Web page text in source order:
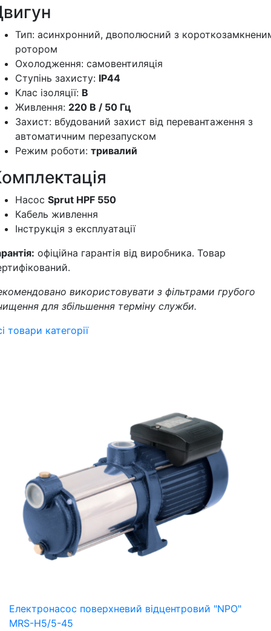
Тип: асинхронний, двополюсний з
ротором
Охолодження: самовентиляція
Ступінь захисту: IP44
Клас ізоляції: В
Живлення: 220 В / 50 Гц
Захист: вбудований захист від перевантаження з
автоматичним перезапуском
Режим роботи: тривалий
Насос Sprut HPF 550
Кабель живлення
Інструкція з експлуатації
офіційна гарантія від виробника. Товар
використовувати з фільтрами грубого
для збільшення терміну служби.
товари категорії
Електронасос поверхневий відцентровий "NPO"
MRS-H5/5-45